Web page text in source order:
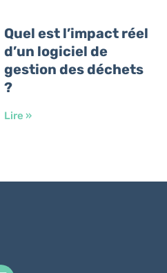
Quel est l’impact réel
d’un logiciel de
gestion des déchets
?
Lire »